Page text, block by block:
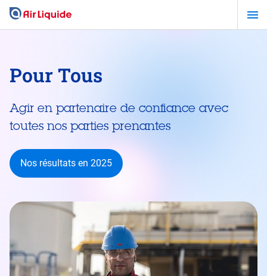
Aller
Pour Tous
Agir en partenaire de confiance avec
toutes nos parties prenantes
Nos résultats en 2025